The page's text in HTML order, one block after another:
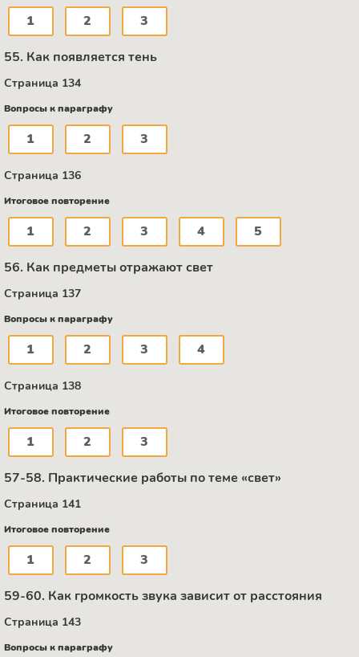
1 2 3
55. Как появляется тень
Страница 134
Вопросы к параграфу
1 2 3
Страница 136
Итоговое повторение
1 2 3 4 5
56. Как предметы отражают свет
Страница 137
Вопросы к параграфу
1 2 3 4
Страница 138
Итоговое повторение
1 2 3
57-58. Практические работы по теме «свет»
Страница 141
Итоговое повторение
1 2 3
59-60. Как громкость звука зависит от расстояния
Страница 143
Вопросы к параграфу